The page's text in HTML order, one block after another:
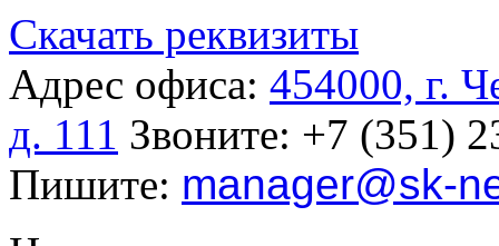
Скачать реквизиты
Адрес офиса: 454000, г.
д. 111 Звоните: +7 (351)
Пишите: manager@sk-